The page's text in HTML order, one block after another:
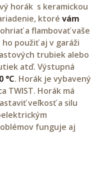
horák s keramickou
ktoré vám
a flambovať vaše
použiť aj v garáži
trubiek alebo
atď. Výstupná
°C. Horák je vybavený
TWIST. Horák má
veľkosť a silu
funguje aj